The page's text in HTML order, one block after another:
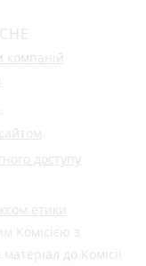
компаній
доступу
етики
Комісією з
до Комісії